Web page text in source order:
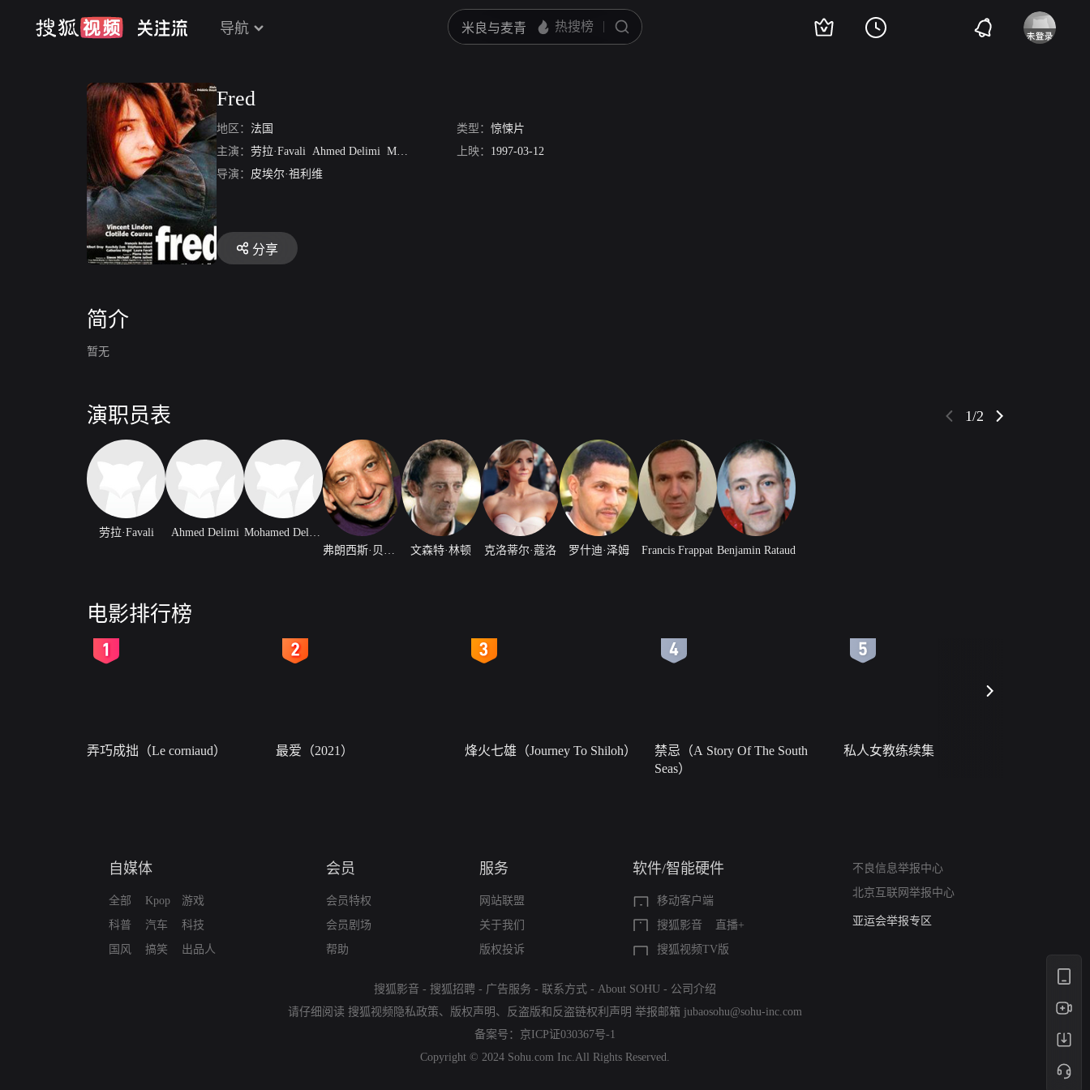
导航
Fred
地区： 法国 类型： 惊悚片
主演： 劳拉·Favali Ahmed Delimi Mohamed Delimi 弗朗西斯·贝尔兰德
上映： 1997-03-12
导演： 皮埃尔·祖利维
分享
简介
暂无
演职员表 1/2
劳拉·Favali Ahmed Delimi
Mohamed Delimi
文森特·林顿 克洛蒂尔·蔻洛 罗什迪·泽姆 Francis Frappat Benjamin Rataud
电影排行榜
弄巧成拙（Le corniaud） 最爱（2021） 烽火七雄（Journey To Shiloh）
禁忌（A Story Of The South
Seas）
私人女教练续集
自媒体
全部
科普
国风
Kpop
汽车
搞笑
游戏
科技
出品人
会员
会员特权
会员剧场
帮助
服务
网站联盟
关于我们
版权投诉
软件/智能硬件
移动客户端
搜狐影音
直播+
搜狐视频TV版
不良信息举报中心
北京互联网举报中心
算法推荐专项举报
亚运会举报专区
搜狐影音 - 搜狐招聘 - 广告服务 - 联系方式 - About SOHU - 公司介绍
请仔细阅读 搜狐视频隐私政策、 版权声明 、 反盗版和反盗链权利声明 举报邮箱 jubaosohu@sohu-inc.com
备案号： 京ICP证030367号-1
Copyright © 2024 Sohu.com Inc.All Rights Reserved.